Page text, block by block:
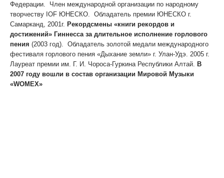
Федерации. Член международной организации по народному
творчеству IOF ЮНЕСКО. Обладатель премии ЮНЕСКО г.
Самарканд, 2001г. Рекордсмены «книги рекордов и
достижений» Гиннесса за длительное исполнение горлового
пения (2003 год). Обладатель золотой медали международного
фестиваля горлового пения «Дыхание земли» г. Улан-Удэ. 2005 г.
Лауреат премии им. Г. И. Чороса-Гуркина Республики Алтай. В
2007 году вошли в состав организации Мировой Музыки
«WOMEX»